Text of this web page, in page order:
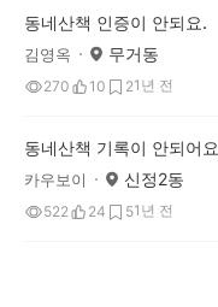
동네산책 인증이 안되요.
김영옥 무거동
270 10 21년 전
동네산책 기록이 안되어요
카우보이 신정2동
522 24 51년 전